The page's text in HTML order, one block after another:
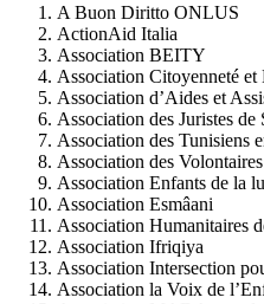
A Buon Diritto ONLUS
ActionAid Italia
Association BEITY
Association Citoyenneté et
Association d’Aides et
Association des Juristes de
Association des Tunisiens
Association des
Association Enfants de la
Association Esmâani
Association Humanitaires
Association Ifriqiya
Association Intersection
Association la Voix de